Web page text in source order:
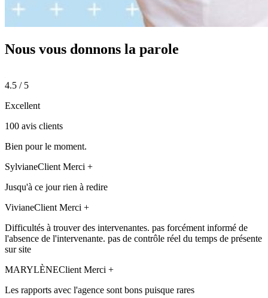
Nous vous donnons la parole
4.5 / 5
Excellent
100 avis clients
Bien pour le moment.
SylvianeClient Merci +
Jusqu'à ce jour rien à redire
VivianeClient Merci +
Difficultés à trouver des intervenantes. pas forcément informé de
l'absence de l'intervenante. pas de contrôle réel du temps de présente
sur site
MARYLÈNEClient Merci +
Les rapports avec l'agence sont bons puisque rares